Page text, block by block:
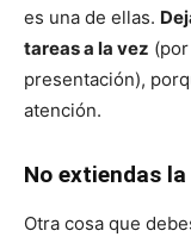
es una de ellas.
tareas a la vez
presentación),
atención.
No extiendas
Otra cosa que